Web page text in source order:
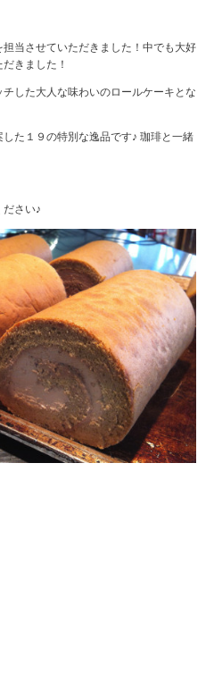
当させていただきました！中でも大好
きました！
した大人な味わいのロールケーキとな
た１９の特別な逸品です♪ 珈琲と一緒
ださい♪